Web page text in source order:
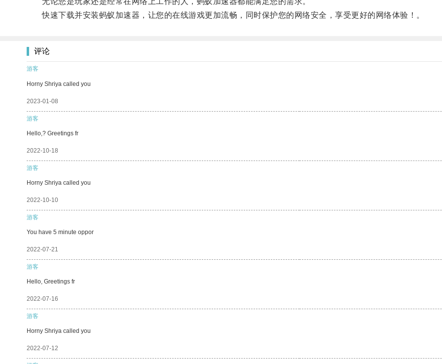
快速下载并安装蚂蚁加速器，让您的在线游戏更加流畅，同时保护您的网络安全，享受更好的网络体验！。
评论
游客
Horny Shriya called you
2023-01-08
游客
Hello,? Greetings fr
2022-10-18
游客
Horny Shriya called you
2022-10-10
游客
You have 5 minute oppor
2022-07-21
游客
Hello, Greetings fr
2022-07-16
游客
Horny Shriya called you
2022-07-12